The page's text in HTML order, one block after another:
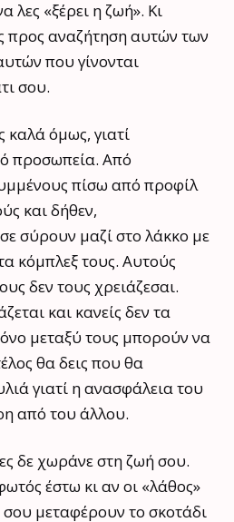
λες «ξέρει η ζωή». Κι
προς αναζήτηση αυτών των
που γίνονται
σου.
καλά όμως, γιατί
προσωπεία. Από
πίσω από προφίλ
και δήθεν,
σύρουν μαζί στο λάκκο με
κόμπλεξ τους. Αυτούς
δεν τους χρειάζεσαι.
και κανείς δεν τα
μεταξύ τους μπορούν να
θα δεις που θα
γιατί η ανασφάλεια του
από του άλλου.
δε χωράνε στη ζωή σου.
έστω κι αν οι «λάθος»
μεταφέρουν το σκοτάδι